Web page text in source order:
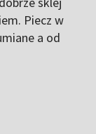
Piecz w
a od